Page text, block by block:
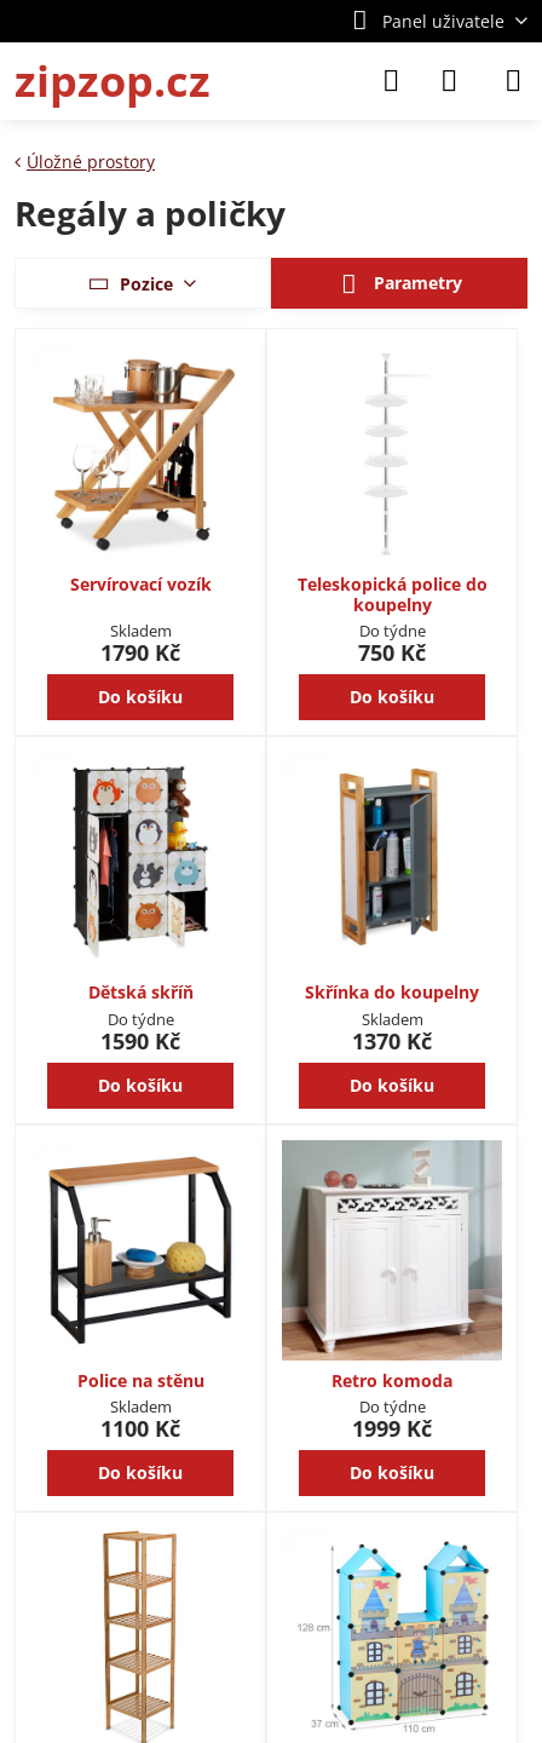
Panel uživatele
zipzop.cz
Úložné prostory
Regály a poličky
Pozice Parametry
Servírovací vozík
Skladem
1790 Kč
Do košíku
Teleskopická police do
koupelny
Do týdne
750 Kč
Do košíku
Dětská skříň
Do týdne
1590 Kč
Do košíku
Skřínka do koupelny
Skladem
1370 Kč
Do košíku
Police na stěnu
Skladem
1100 Kč
Do košíku
Retro komoda
Do týdne
1999 Kč
Do košíku